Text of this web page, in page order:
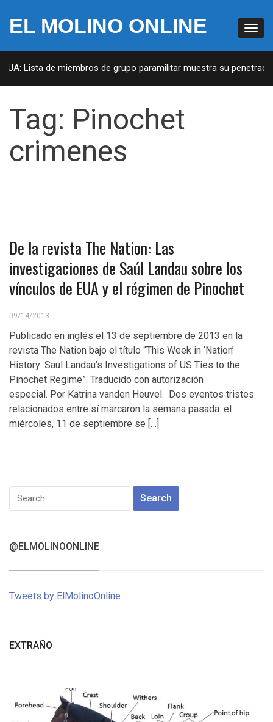
EL MOLINO ONLINE
Lista de miembros de grupo paramilitar muestra su
Tag: Pinochet
crimenes
De la revista The Nation: Las
investigaciones de Saúl Landau sobre los
vínculos de EUA y el régimen de Pinochet
09/14/2013
Publicado en inglés el 13 de septiembre de 2013 en la
revista The Nation bajo el título “This Week in ‘Nation’
History: Saul Landau’s Investigations of US Ties to the
Pinochet Regime”. Traducido con autorización
especial. Por Katrina vanden Heuvel. Dos eventos tristes
relacionados entre sí marcaron la semana pasada: el
miércoles, 11 de septiembre se […]
Search
for:
@ELMOLINOONLINE
Tweets by ElMolinoOnline
EXTRAÑO